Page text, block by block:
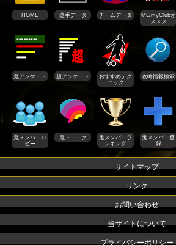
HOME 選手データ チームデータ
ML/myClubオ
ススメ
鬼アンケート 超アンケート
おすすめテク
ニック
攻略情報検索
鬼メンバーロ
ビー
鬼トーーク
鬼メンバーラ
ンキング
鬼メンバー登
録
サイトマップ
リンク
お問い合わせ
当サイトについて
プライバシーポリシー